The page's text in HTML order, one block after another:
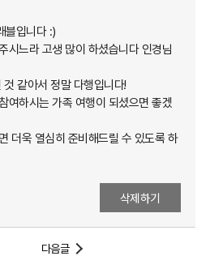
블입니다 :)
시느라 고생 많이 하셨습니다 인경님
같아서 정말 다행입니다!
여하시는 가족 여행이 되셨으면 좋겠
더욱 열심히 준비해드릴 수 있도록 하
삭제하기
다음글